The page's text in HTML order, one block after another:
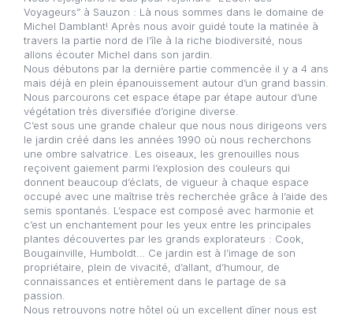
Voyageurs” à Sauzon : Là nous sommes dans le domaine de
Michel Damblant! Après nous avoir guidé toute la matinée à
travers la partie nord de l’île à la riche biodiversité, nous
allons écouter Michel dans son jardin.
Nous débutons par la dernière partie commencée il y a 4 ans
mais déjà en plein épanouissement autour d’un grand bassin.
Nous parcourons cet espace étape par étape autour d’une
végétation très diversifiée d’origine diverse.
C’est sous une grande chaleur que nous nous dirigeons vers
le jardin créé dans les années 1990 où nous recherchons
une ombre salvatrice. Les oiseaux, les grenouilles nous
reçoivent gaiement parmi l’explosion des couleurs qui
donnent beaucoup d’éclats, de vigueur à chaque espace
occupé avec une maîtrise très recherchée grâce à l’aide des
semis spontanés. L’espace est composé avec harmonie et
c’est un enchantement pour les yeux entre les principales
plantes découvertes par les grands explorateurs : Cook,
Bougainville, Humboldt… Ce jardin est à l’image de son
propriétaire, plein de vivacité, d’allant, d’humour, de
connaissances et entièrement dans le partage de sa
passion.
Nous retrouvons notre hôtel où un excellent dîner nous est